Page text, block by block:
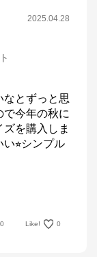
2025.04.28
なとずっと思
で今年の秋に
を購入しま
⭐︎シンプル
0 Like! 0